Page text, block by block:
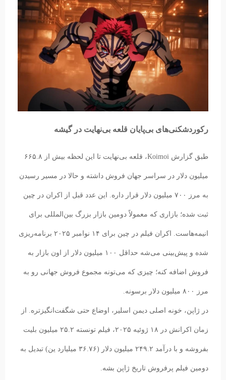
رکوردشکنی‌های بی‌پایان قلعه بی‌نهایت در گیشه
طبق گزارش Koimoi، قلعه بی‌نهایت تا این لحظه بیش از ۶۶۵.۸
میلیون دلار در سراسر جهان فروش داشته و حالا در مسیر رسیدن
به مرز ۷۰۰ میلیون دلار قرار داره. این عدد قبل از اکران در چین
ثبت شده؛ بازاری که معمولاً دومین بازار بزرگ بین‌المللی برای
انیمه‌هاست. اکران فیلم در چین برای ۱۴ نوامبر ۲۰۲۵ برنامه‌ریزی
شده و پیش‌بینی می‌شه حداقل ۱۰۰ میلیون دلار از اون بازار به
فروش اضافه کنه؛ چیزی که می‌تونه مجموع فروش جهانی رو به
مرز ۸۰۰ میلیون دلار برسونه.
در ژاپن، خونه اصلی دیمن اسلیر، اوضاع حتی شگفت‌انگیزتره. از
زمان اکرانش در ۱۸ ژوئیه ۲۰۲۵، فیلم تونسته ۲۵.۲ میلیون بلیت
بفروشه و با درآمد ۲۴۹.۲ میلیون دلار (۳۶.۷۶ میلیارد ین) تبدیل به
دومین فیلم پرفروش تاریخ ژاپن بشه.